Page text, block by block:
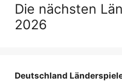
Die nächsten
2026
Deutschland